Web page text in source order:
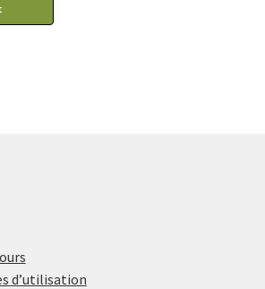
d’utilisation